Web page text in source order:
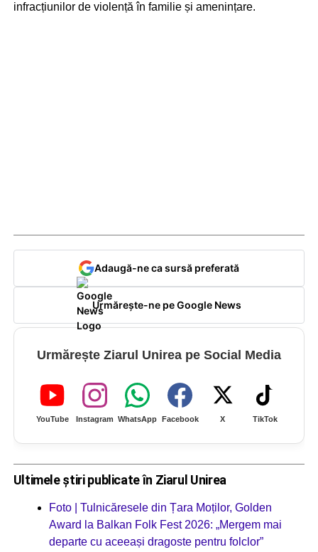
infracțiunilor de violență în familie și amenințare.
Adaugă-ne ca sursă preferată
Urmărește-ne pe Google News
Urmărește Ziarul Unirea pe Social Media
YouTube Instagram WhatsApp Facebook X TikTok
Ultimele știri publicate în Ziarul Unirea
Foto | Tulnicăresele din Țara Moților, Golden
Award la Balkan Folk Fest 2026: „Mergem mai
departe cu aceeași dragoste pentru folclor”